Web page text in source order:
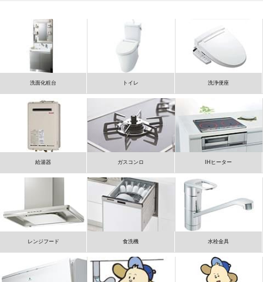
洗面化粧台 トイレ 洗浄便座
給湯器 ガスコンロ IHヒーター
レンジフード 食洗機 水栓金具